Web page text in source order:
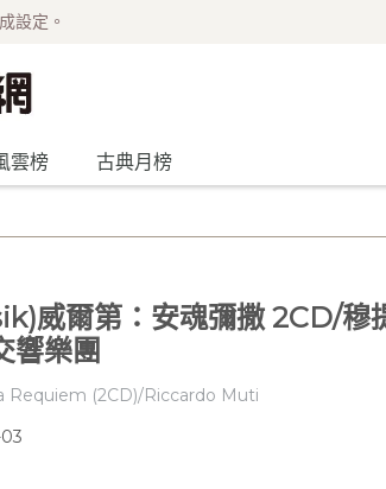
設定。
雲榜 古典月榜
威爾第：安魂彌撒 2CD/穆
響樂團
Requiem (2CD)/Riccardo Muti